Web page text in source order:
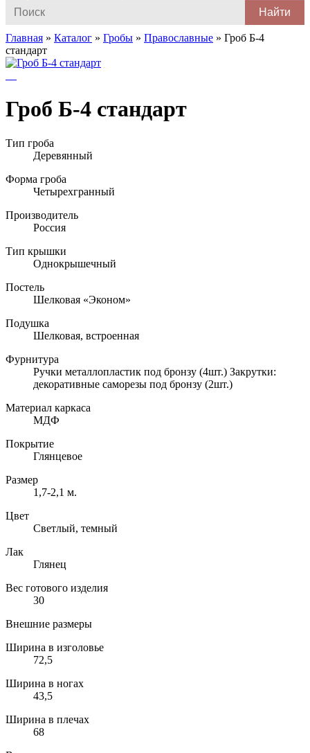
for:
Главная » Каталог » Гробы » Православные » Гроб Б-4
стандарт
Гроб Б-4 стандарт
Тип гроба
Деревянный
Форма гроба
Четырехгранный
Производитель
Россия
Тип крышки
Однокрышечный
Постель
Шелковая «Эконом»
Подушка
Шелковая, встроенная
Фурнитура
Ручки металлопластик под бронзу (4шт.) Закрутки:
декоративные саморезы под бронзу (2шт.)
Материал каркаса
МДФ
Покрытие
Глянцевое
Размер
1,7-2,1 м.
Цвет
Светлый, темный
Лак
Глянец
Вес готового изделия
30
Внешние размеры
Ширина в изголовье
72,5
Ширина в ногах
43,5
Ширина в плечах
68